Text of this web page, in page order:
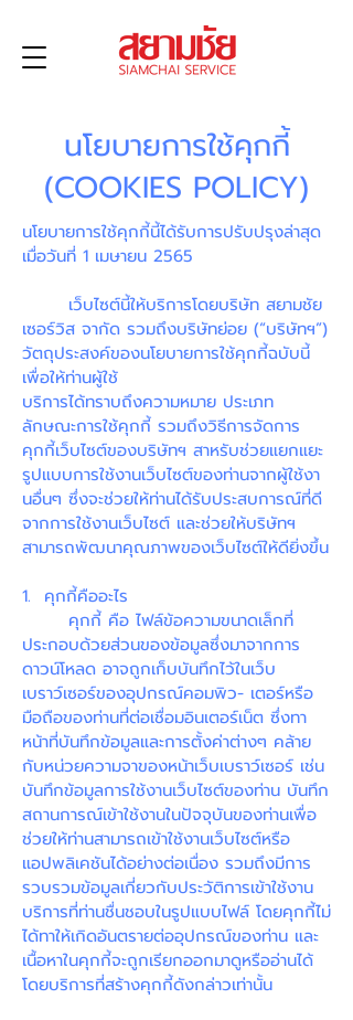
นโยบายการใช้คุกกี้
(COOKIES POLICY)
นโยบายการใช้คุกกี้นี้ได้รับการปรับปรุงล่าสุด
เมื่อวันที่ 1 เมษายน 2565
เว็บไซต์นี้ให้บริการโดยบริษัท สยามชัย
เซอร์วิส จากัด รวมถึงบริษัทย่อย (“บริษัทฯ”)
วัตถุประสงค์ของนโยบายการใช้คุกกี้ฉบับนี้
เพื่อให้ท่านผู้ใช้
บริการได้ทราบถึงความหมาย ประเภท
ลักษณะการใช้คุกกี้ รวมถึงวิธีการจัดการ
คุกกี้เว็บไซต์ของบริษัทฯ สาหรับช่วยแยกแยะ
รูปแบบการใช้งานเว็บไซต์ของท่านจากผู้ใช้งา
นอื่นๆ ซึ่งจะช่วยให้ท่านได้รับประสบการณ์ที่ดี
จากการใช้งานเว็บไซต์ และช่วยให้บริษัทฯ
สามารถพัฒนาคุณภาพของเว็บไซต์ให้ดียิ่งขึ้น
1. คุกกี้คืออะไร
คุกกี้ คือ ไฟล์ข้อความขนาดเล็กที่
ประกอบด้วยส่วนของข้อมูลซึ่งมาจากการ
ดาวน์โหลด อาจถูกเก็บบันทึกไว้ในเว็บ
เบราว์เซอร์ของอุปกรณ์คอมพิว- เตอร์หรือ
มือถือของท่านที่ต่อเชื่อมอินเตอร์เน็ต ซึ่งทา
หน้าที่บันทึกข้อมูลและการตั้งค่าต่างๆ คล้าย
กับหน่วยความจาของหน้าเว็บเบราว์เซอร์ เช่น
บันทึกข้อมูลการใช้งานเว็บไซต์ของท่าน บันทึก
สถานการณ์เข้าใช้งานในปัจจุบันของท่านเพื่อ
ช่วยให้ท่านสามารถเข้าใช้งานเว็บไซต์หรือ
แอปพลิเคชันได้อย่างต่อเนื่อง รวมถึงมีการ
รวบรวมข้อมูลเกี่ยวกับประวัติการเข้าใช้งาน
บริการที่ท่านชื่นชอบในรูปแบบไฟล์ โดยคุกกี้ไม่
ได้ทาให้เกิดอันตรายต่ออุปกรณ์ของท่าน และ
เนื้อหาในคุกกี้จะถูกเรียกออกมาดูหรืออ่านได้
โดยบริการที่สร้างคุกกี้ดังกล่าวเท่านั้น